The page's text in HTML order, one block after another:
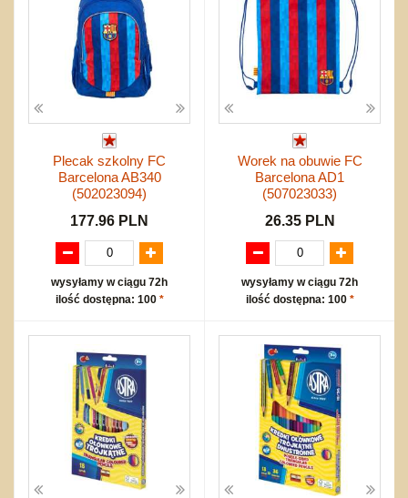
Plecak szkolny FC
Barcelona AB340
(502023094)
177.96 PLN
wysyłamy w ciągu 72h
ilość dostępna: 100 *
Worek na obuwie FC
Barcelona AD1
(507023033)
26.35 PLN
wysyłamy w ciągu 72h
ilość dostępna: 100 *